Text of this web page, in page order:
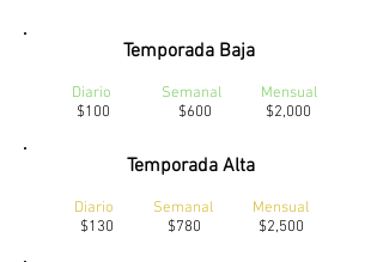
Temporada Baja
Diario Semanal Mensual
$100 $600 $2,000
Temporada Alta
Diario Semanal Mensual
$130 $780 $2,500